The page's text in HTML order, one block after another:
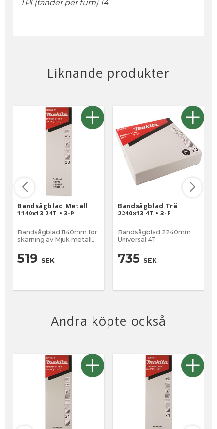
TPI (tänder per tum) 14
Liknande produkter
Bandsågblad Metall
1140x13 24T • 3-P
Bandsågblad 1140mm för
skärning av Mjuk metall
519 SEK
Bandsågblad Trä
2240x13 4T • 3-P
Bandsågblad 2240mm
Universal 4T
735 SEK
Andra köpte också